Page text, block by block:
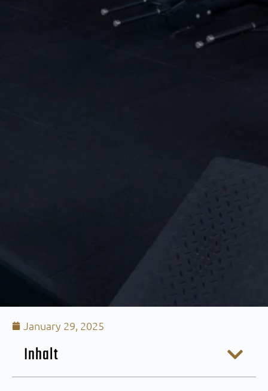
January 29, 2025
Inhalt